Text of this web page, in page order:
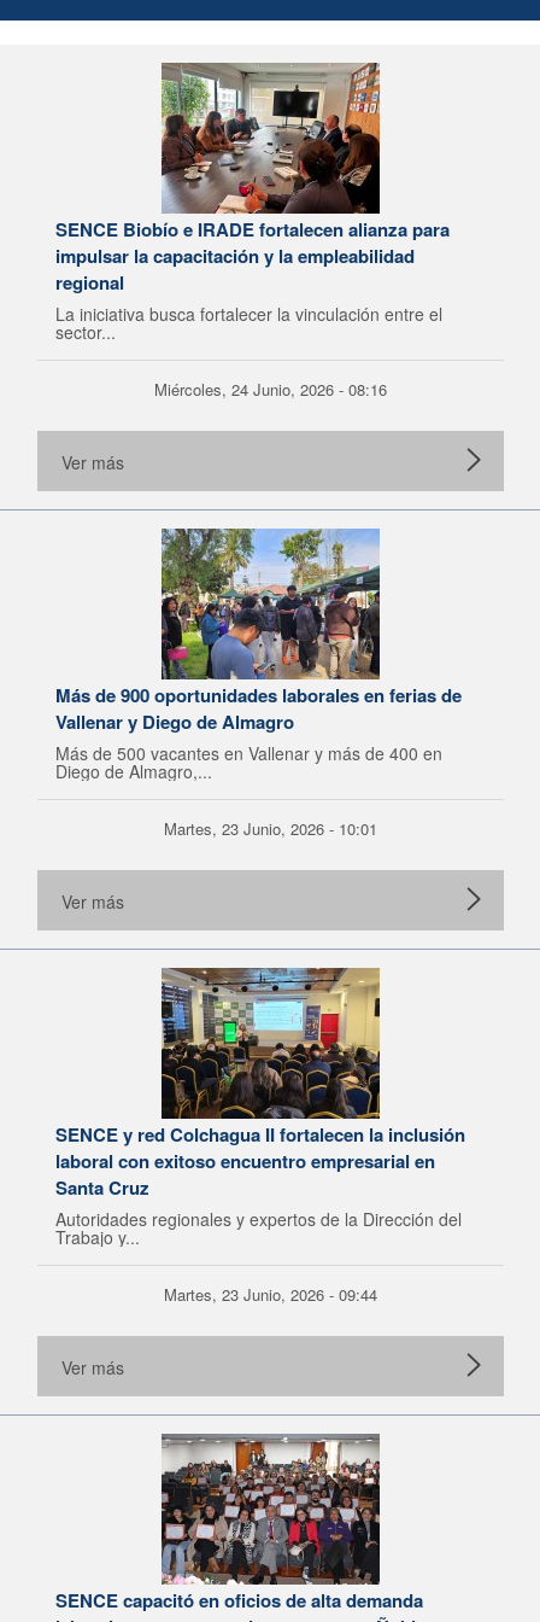
SENCE Biobío e IRADE fortalecen alianza para
impulsar la capacitación y la empleabilidad
regional
La iniciativa busca fortalecer la vinculación entre el
sector...
Miércoles, 24 Junio, 2026 - 08:16
Ver más
Más de 900 oportunidades laborales en ferias de
Vallenar y Diego de Almagro
Más de 500 vacantes en Vallenar y más de 400 en
Diego de Almagro,...
Martes, 23 Junio, 2026 - 10:01
Ver más
SENCE y red Colchagua II fortalecen la inclusión
laboral con exitoso encuentro empresarial en
Santa Cruz
Autoridades regionales y expertos de la Dirección del
Trabajo y...
Martes, 23 Junio, 2026 - 09:44
Ver más
SENCE capacitó en oficios de alta demanda